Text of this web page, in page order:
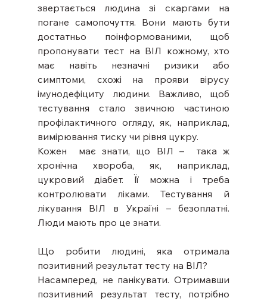
звертається людина зі скаргами на
погане самопочуття. Вони мають бути
достатньо поінформованими, щоб
пропонувати тест на ВІЛ кожному, хто
має навіть незначні ризики або
симптоми, схожі на прояви вірусу
імунодефіциту людини. Важливо, щоб
тестування стало звичною частиною
профілактичного огляду, як, наприклад,
вимірювання тиску чи рівня цукру.
Кожен  має знати, що ВІЛ –  така ж
хронічна хвороба, як, наприклад,
цукровий діабет. Її можна і треба
контролювати ліками. Тестування й
лікування ВІЛ в Україні – безоплатні.
Люди мають про це знати.
Що робити людині, яка отримала
позитивний результат тесту на ВІЛ?
Насамперед, не панікувати. Отримавши
позитивний результат тесту, потрібно